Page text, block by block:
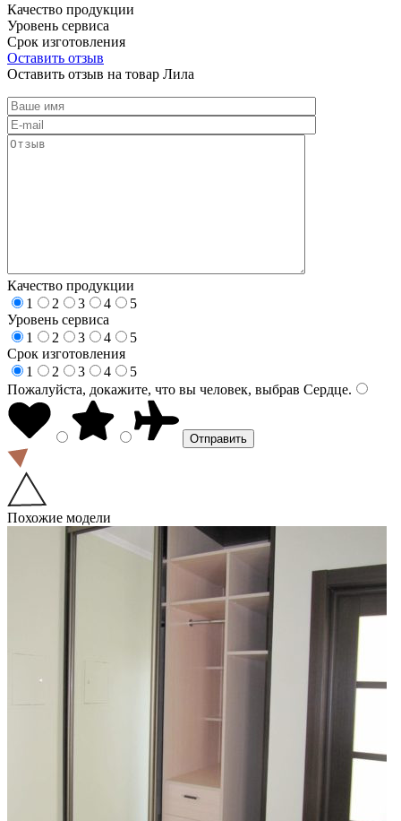
Качество продукции
Уровень сервиса
Срок изготовления
Оставить отзыв
Оставить отзыв на товар Лила
Качество продукции
1
2 3 4
5
Уровень сервиса
1
2 3 4
5
Срок изготовления
1
2 3 4
5
Пожалуйста, докажите, что вы человек, выбрав Сердце.
Похожие модели